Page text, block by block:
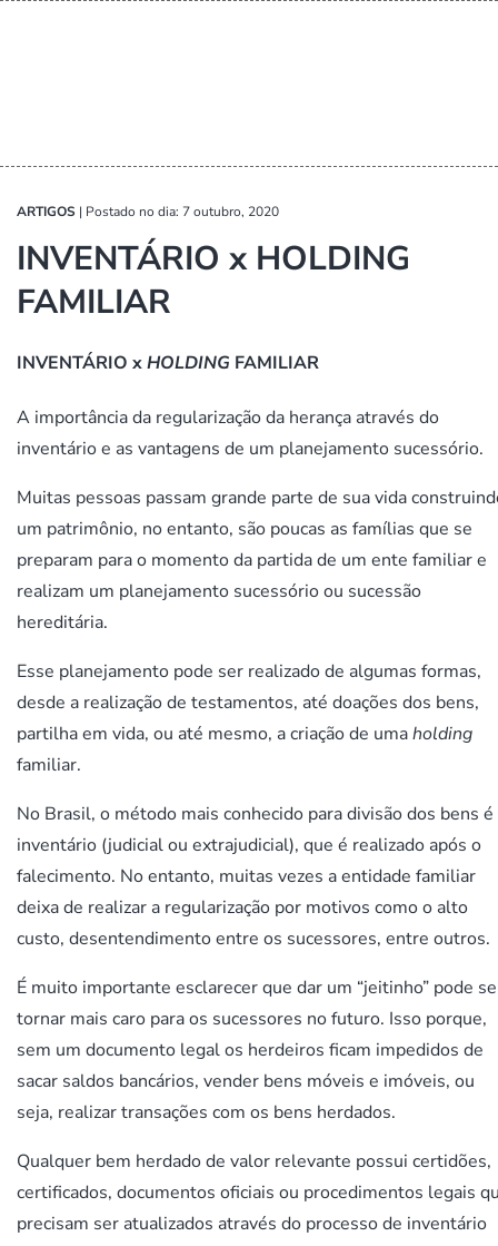
ARTIGOS | Postado no dia: 7 outubro, 2020
INVENTÁRIO x HOLDING
FAMILIAR
INVENTÁRIO xHOLDING FAMILIAR
A importância da regularização da herança através do
inventário e as vantagens de um planejamento sucessório.
Muitas pessoas passam grande parte de sua vida
um patrimônio, no entanto, são poucas as famílias que se
preparam para o momento da partida de um ente familiar e
realizam um planejamento sucessório ou sucessão
hereditária.
Esse planejamento pode ser realizado de algumas formas,
desde a realização de testamentos, até doações dos bens,
partilha em vida, ou até mesmo, a criação de umaholding
familiar.
No Brasil, o método mais conhecido para divisão dos bens é
inventário (judicial ou extrajudicial), que é realizado após o
falecimento. No entanto, muitas vezes a entidade familiar
deixa de realizar a regularização por motivos como o alto
custo, desentendimento entre os sucessores, entre outros.
É muito importante esclarecer que dar um “jeitinho” pode se
tornar mais caro para os sucessores no futuro. Isso porque,
sem um documento legal os herdeiros ficam impedidos de
sacar saldos bancários, vender bens móveis e imóveis, ou
seja, realizar transações com os bens herdados.
Qualquer bem herdado de valor relevante possui certidões,
certificados, documentos oficiais ou procedimentos legais
precisam ser atualizados através do processo de inventário